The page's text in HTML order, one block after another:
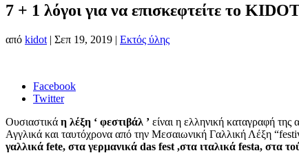
7 + 1 λόγοι για να επισκεφτείτε το
από kidot | Σεπ 19, 2019 | Εκτός ύλης
Facebook
Twitter
Ουσιαστικά η λέξη ‘ φεστιβάλ ’ είναι η ελληνική καταγραφή
Αγγλικά και ταυτόχρονα από την Μεσαιωνική Γαλλική Λέξη
γαλλικά fete, στα γερμανικά das fest ,στα ιταλικά festa, στα